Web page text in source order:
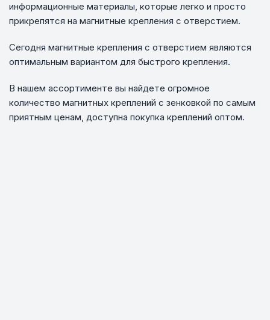
информационные материалы, которые легко и просто
прикрепятся на магнитные крепления с отверстием.
Сегодня магнитные крепления с отверстием являются
оптимальным вариантом для быстрого крепления.
В нашем ассортименте вы найдете огромное
количество магнитных креплений с зенковкой по самым
приятным ценам, доступна покупка креплений оптом.